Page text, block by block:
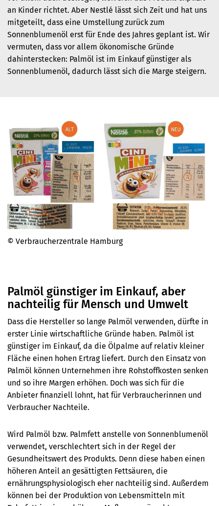
an Kinder richtet. Aber Nestlé lässt sich Zeit und hat uns
mitgeteilt, dass eine Umstellung zurück zum
Sonnenblumenöl erst für Ende des Jahres geplant ist. Wir
vermuten, dass vor allem ökonomische Gründe
dahinterstecken: Palmöl ist im Einkauf günstiger als
Sonnenblumenöl, dadurch lässt sich die Marge steigern.
© Verbraucherzentrale Hamburg
Palmöl günstiger im Einkauf, aber
nachteilig für Mensch und Umwelt
Dass die Hersteller so lange Palmöl verwenden, dürfte in
erster Linie wirtschaftliche Gründe haben. Palmöl ist
günstiger im Einkauf, da die Ölpalme auf relativ kleiner
Fläche einen hohen Ertrag liefert. Durch den Einsatz von
Palmöl können Unternehmen ihre Rohstoffkosten senken
und so ihre Margen erhöhen. Doch was sich für die
Anbieter finanziell lohnt, hat für Verbraucherinnen und
Verbraucher Nachteile.
Wird Palmöl bzw. Palmfett anstelle von Sonnenblumenöl
verwendet, verschlechtert sich in der Regel der
Gesundheitswert des Produkts. Denn diese haben einen
höheren Anteil an gesättigten Fettsäuren, die
ernährungsphysiologisch eher nachteilig sind. Außerdem
können bei der Produktion von Lebensmitteln mit